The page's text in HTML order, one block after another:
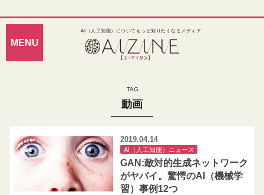
AI（人工知能）についてもっと知りたくなるメディア
動画
2019.04.14
AI（人工知能）ニュース
GAN:敵対的生成ネットワーク
がヤバイ。驚愕のAI（機械学
習）事例12つ